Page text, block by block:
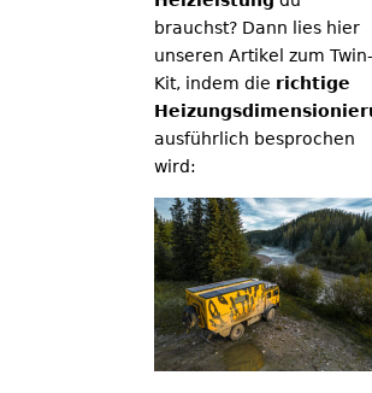
brauchst? Dann lies hier
unseren Artikel zum Twin-
Kit, indem die richtige
ausführlich besprochen
wird: